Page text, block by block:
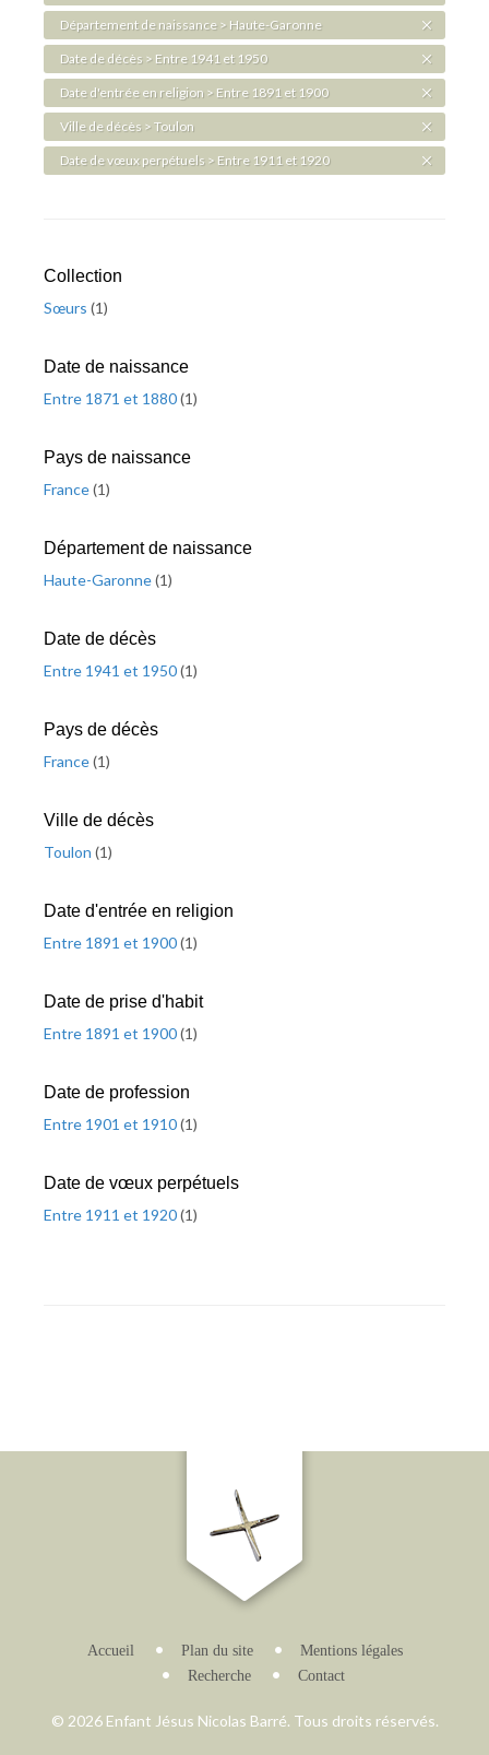
Département de naissance > Haute-Garonne
Date de décès > Entre 1941 et 1950
Date d'entrée en religion > Entre 1891 et 1900
Ville de décès > Toulon
Date de vœux perpétuels > Entre 1911 et 1920
Collection
Sœurs (1)
Date de naissance
Entre 1871 et 1880(1)
Pays de naissance
France(1)
Département de naissance
Haute-Garonne(1)
Date de décès
Entre 1941 et 1950(1)
Pays de décès
France(1)
Ville de décès
Toulon (1)
Date d'entrée en religion
Entre 1891 et 1900(1)
Date de prise d'habit
Entre 1891 et 1900(1)
Date de profession
Entre 1901 et 1910(1)
Date de vœux perpétuels
Entre 1911 et 1920(1)
Accueil Plan du site
Mentions légales
Recherche
Contact
© 2026 Enfant Jésus Nicolas Barré. Tous droits réservés.